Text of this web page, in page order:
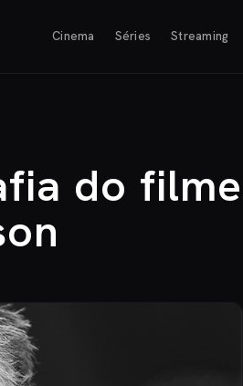
Cinema Séries Streaming
do filme